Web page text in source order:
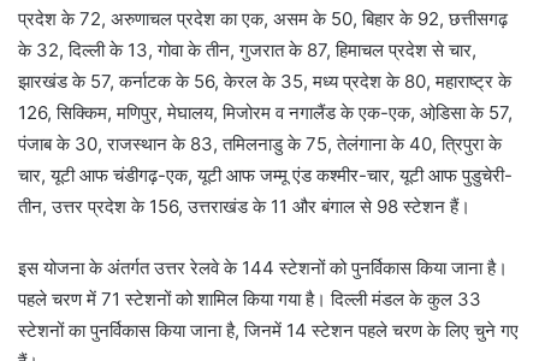
प्रदेश के 72, अरुणाचल प्रदेश का एक, असम के 50, बिहार के 92, छत्तीसगढ़
के 32, दिल्ली के 13, गोवा के तीन, गुजरात के 87, हिमाचल प्रदेश से चार,
झारखंड के 57, कर्नाटक के 56, केरल के 35, मध्य प्रदेश के 80, महाराष्ट्र के
126, सिक्किम, मणिपुर, मेघालय, मिजोरम व नगालैंड के एक-एक, ओडि़सा के 57,
पंजाब के 30, राजस्थान के 83, तमिलनाडु के 75, तेलंगाना के 40, त्रिपुरा के
चार, यूटी आफ चंडीगढ़-एक, यूटी आफ जम्मू एंड कश्मीर-चार, यूटी आफ पुडुचेरी-
तीन, उत्तर प्रदेश के 156, उत्तराखंड के 11 और बंगाल से 98 स्टेशन हैं।
इस योजना के अंतर्गत उत्तर रेलवे के 144 स्टेशनों को पुनर्विकास किया जाना है।
पहले चरण में 71 स्टेशनों को शामिल किया गया है। दिल्ली मंडल के कुल 33
स्टेशनों का पुनर्विकास किया जाना है, जिनमें 14 स्टेशन पहले चरण के लिए चुने गए